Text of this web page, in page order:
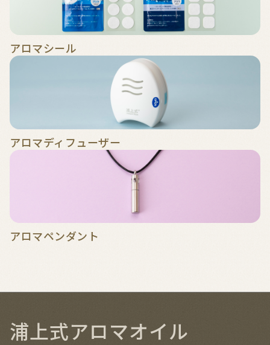
アロマシール
アロマディフューザー
アロマペンダント
浦上式アロマオイル